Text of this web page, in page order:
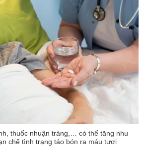
thuốc nhuận tràng,… có thể tăng nhu
chế tình trạng táo bón ra máu tươi